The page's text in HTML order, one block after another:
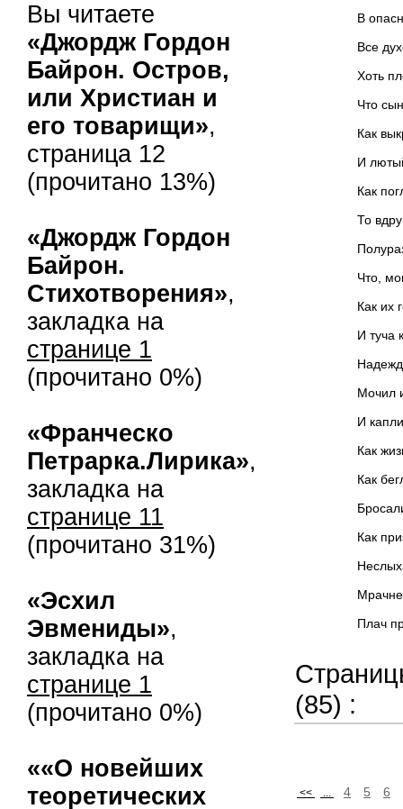
Вы читаете
«Джордж Гордон
Байрон. Остров,
или Христиан и
его товарищи»,
страница 12
(прочитано 13%)
«Джордж Гордон
Байрон.
Стихотворения»,
закладка на
странице 1
(прочитано 0%)
«Франческо
Петрарка.Лирика»,
закладка на
странице 11
(прочитано 31%)
«Эсхил
Эвмениды»,
закладка на
странице 1
(прочитано 0%)
««О новейших
теоретических
В опасности
Все духом
Хоть плотью
Что сына б
Как выкрал
И лютый
Как
То вдруг
Что, мощь
Как их
И туча
Надеждой
Мочил их,
И капли,
Как жизнь -
Как беглецы
Бросались
Как
Неслыханные
Мрачней
Плач
(85) :
<< ... 4 5 6